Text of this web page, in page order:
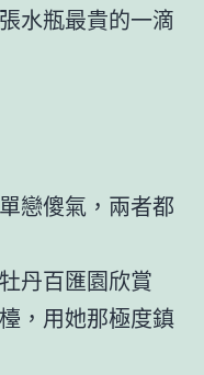
水瓶最貴的一滴
戀傻氣，兩者都
丹百匯園欣賞
，用她那極度鎮